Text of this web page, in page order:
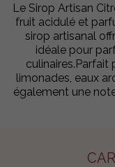
Le Sirop Artisan
fruit acidulé et
sirop artisanal
idéale pour
culinaires.Parfait
limonades, eaux
également une